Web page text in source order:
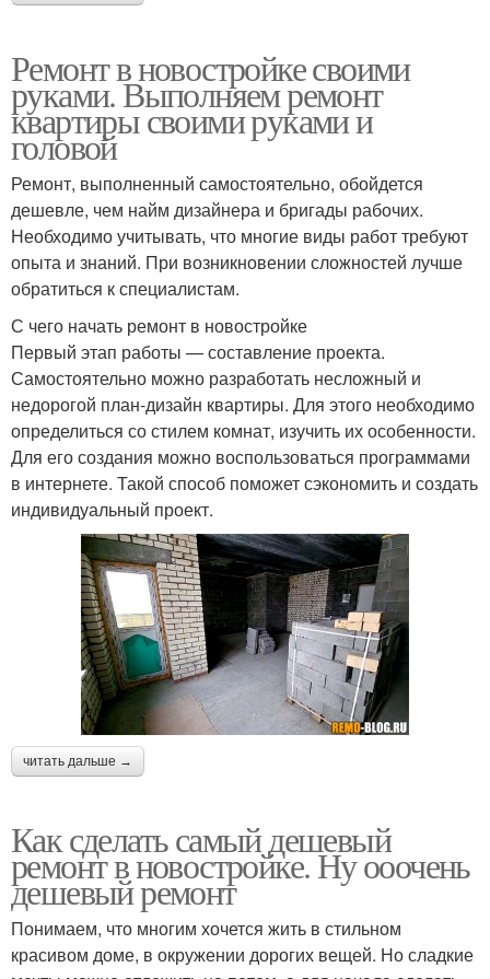
Ремонт в новостройке своими
руками. Выполняем ремонт
квартиры своими руками и
головой
Ремонт, выполненный самостоятельно, обойдется
дешевле, чем найм дизайнера и бригады рабочих.
Необходимо учитывать, что многие виды работ требуют
опыта и знаний. При возникновении сложностей лучше
обратиться к специалистам.
С чего начать ремонт в новостройке
Первый этап работы — составление проекта.
Самостоятельно можно разработать несложный и
недорогой план-дизайн квартиры. Для этого необходимо
определиться со стилем комнат, изучить их особенности.
Для его создания можно воспользоваться программами
в интернете. Такой способ поможет сэкономить и создать
индивидуальный проект.
читать дальше →
Как сделать самый дешевый
ремонт в новостройке. Ну ооочень
дешевый ремонт
Понимаем, что многим хочется жить в стильном
красивом доме, в окружении дорогих вещей. Но сладкие